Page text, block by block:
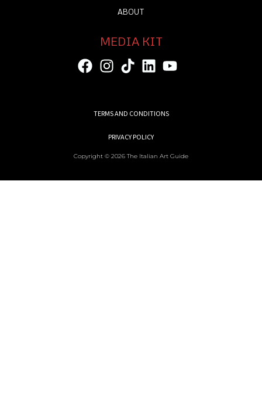
ABOUT
MEDIA KIT
TERMS AND CONDITIONS
PRIVACY POLICY
Copyright © 2026 The Italian Art Guide